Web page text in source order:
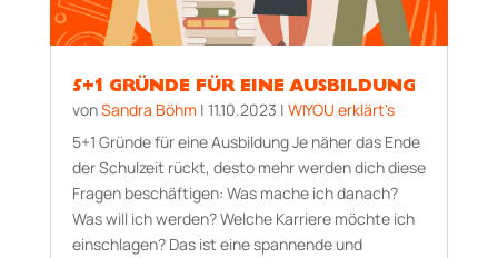
5+1 GRÜNDE FÜR EINE AUSBILDUNG
vonSandra Böhm | 11.10.2023 | WIYOU erklärt's
5+1 Gründe für eine Ausbildung Je näher das Ende
der Schulzeit rückt, desto mehr werden dich diese
Fragen beschäftigen: Was mache ich danach?
Was will ich werden? Welche Karriere möchte ich
einschlagen? Das ist eine spannende und